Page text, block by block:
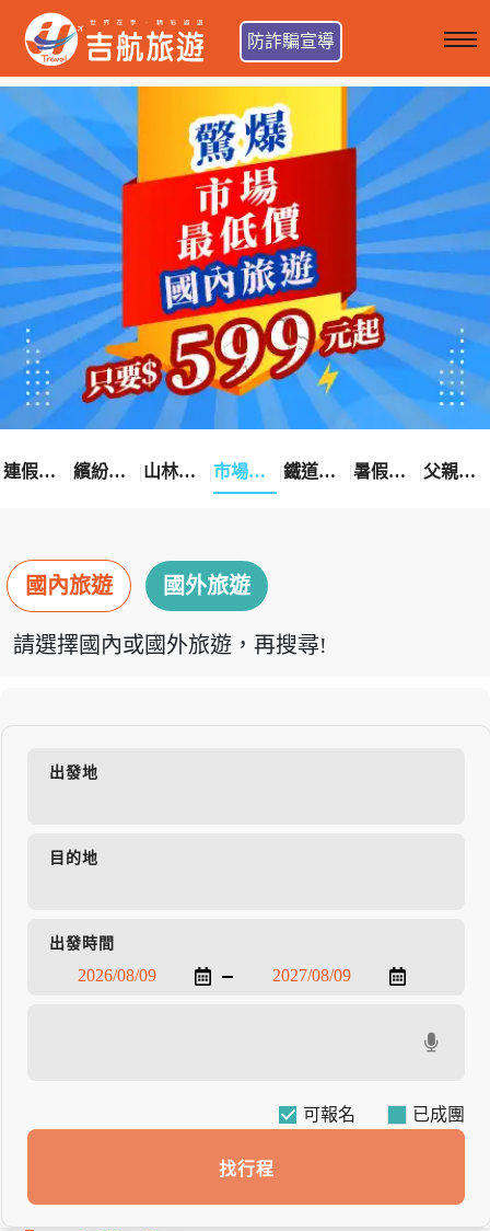
防詐騙宣導
連假卡位趣 繽紛花漾季 山林輕旅行 市場最低價 鐵道觀光之旅 暑假熱賣中 父親節優惠
國內旅遊 國外旅遊
請選擇國內或國外旅遊，再搜尋!
出發地
目的地
出發時間
可報名
找行程